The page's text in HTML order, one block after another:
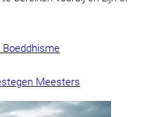
Boeddhisme
Meesters